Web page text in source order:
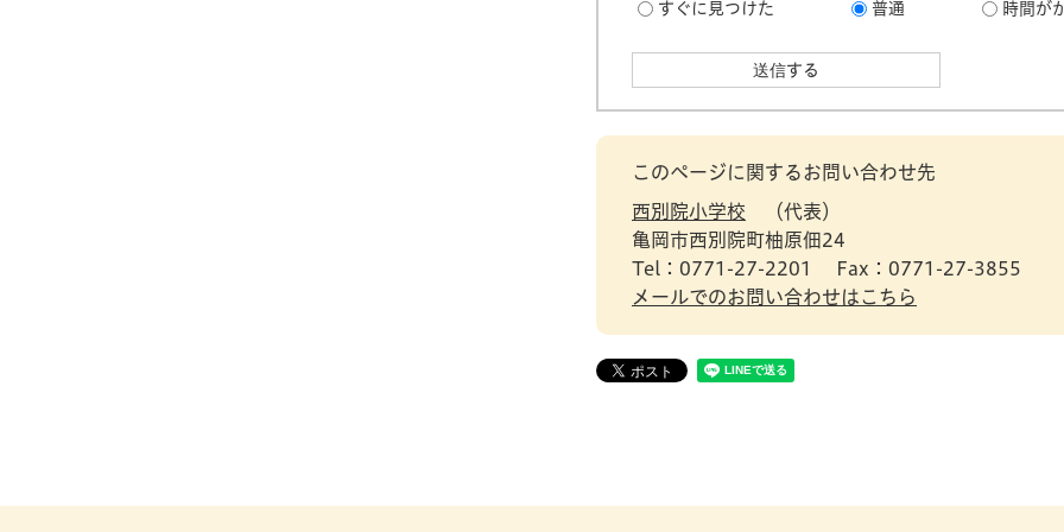
すぐに見つけた 普通 時間が
このページに関するお問い合わせ先
西別院小学校
代表
亀岡市西別院町柚原佃24
Tel：0771-27-2201
Fax：0771-27-3855
メールでのお問い合わせはこちら